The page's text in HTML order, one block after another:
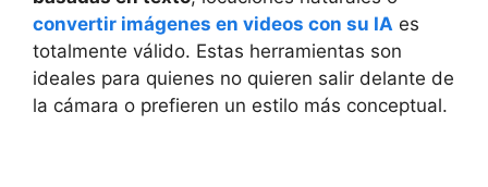
convertir imágenes en videos con su IA es
totalmente válido. Estas herramientas son
ideales para quienes no quieren salir delante de
la cámara o prefieren un estilo más conceptual.